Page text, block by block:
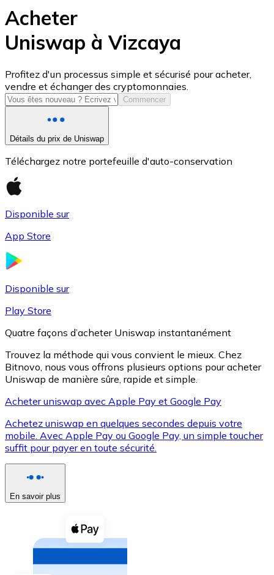
USD Coin
USDC
XRP
XRP
Voir toutes
Coupons crypto
Achetez des cryptomonnaies en espèces et d'autres
Acheter avec espèces
Acheter
Uniswap à Vizcaya
Profitez d'un processus simple et sécurisé pour acheter,
vendre et échanger des cryptomonnaies.
Commencer
Détails du prix de Uniswap
Téléchargez notre portefeuille d'auto-conservation
Disponible sur
App Store
Disponible sur
Play Store
Quatre façons d’acheter Uniswap instantanément
Trouvez la méthode qui vous convient le mieux. Chez
Bitnovo, nous vous offrons plusieurs options pour acheter
Uniswap de manière sûre, rapide et simple.
Acheter uniswap avec Apple Pay et Google Pay
Achetez uniswap en quelques secondes depuis votre
mobile. Avec Apple Pay ou Google Pay, un simple toucher
suffit pour payer en toute sécurité.
En savoir plus